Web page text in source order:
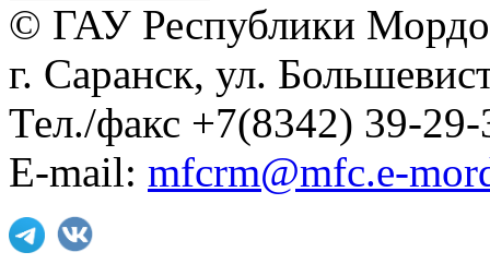
© ГАУ Республики
г. Саранск, ул.
Тел./факс +7(8342) 39-29-
E-mail: mfcrm@mfc.e-